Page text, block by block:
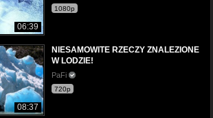
06:39
1080p
08:37
NIESAMOWITE RZECZY ZNALEZIONE
W LODZIE!
PaFi
720p